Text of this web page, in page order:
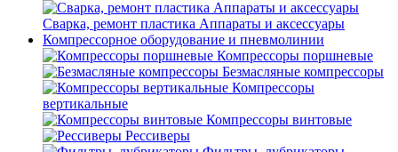
Сварка, ремонт пластика Аппараты и аксессуары
Компрессорное оборудование и пневмолинии
Компрессоры поршневые
Безмасляные компрессоры
Компрессоры
вертикальные
Компрессоры винтовые
Рессиверы